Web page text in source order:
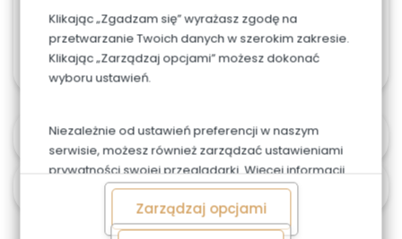
Klikając „Zgadzam się” wyrażasz zgodę na
przetwarzanie Twoich danych w szerokim zakresie.
Klikając „Zarządzaj opcjami” możesz dokonać
wyboru ustawień.
Niezależnie od ustawień preferencji w naszym
serwisie, możesz również zarządzać ustawieniami
prywatności swojej przeglądarki. Więcej informacji
o przetwarzaniu danych znajdziesz wPolityce
Zarządzaj opcjami
W przypadku tortów weselnych, firmowych lub w
większym rozmiarze, możliwa jest personalizacja
zamówienia. Skontaktuj się z nami 603487707
Alergeny
Czas i koszt dostawy